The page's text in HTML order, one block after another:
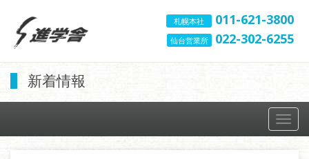
札幌本社 011-621-3800
仙台営業所 022-302-6255
新着情報